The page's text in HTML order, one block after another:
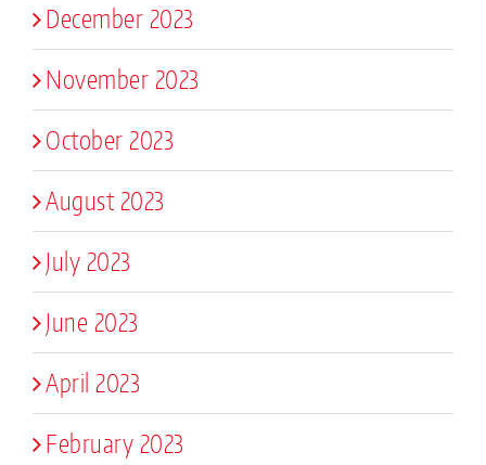
December 2023
November 2023
October 2023
August 2023
July 2023
June 2023
April 2023
February 2023